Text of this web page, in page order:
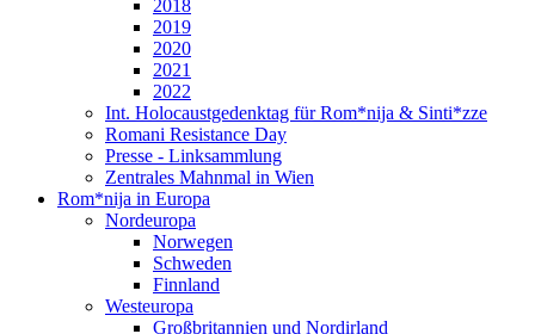
2018
2019
2020
2021
2022
Int. Holocaustgedenktag für Rom*nija & Sinti*zze
Romani Resistance Day
Presse - Linksammlung
Zentrales Mahnmal in Wien
Rom*nija in Europa
Nordeuropa
Norwegen
Schweden
Finnland
Westeuropa
Großbritannien und Nordirland